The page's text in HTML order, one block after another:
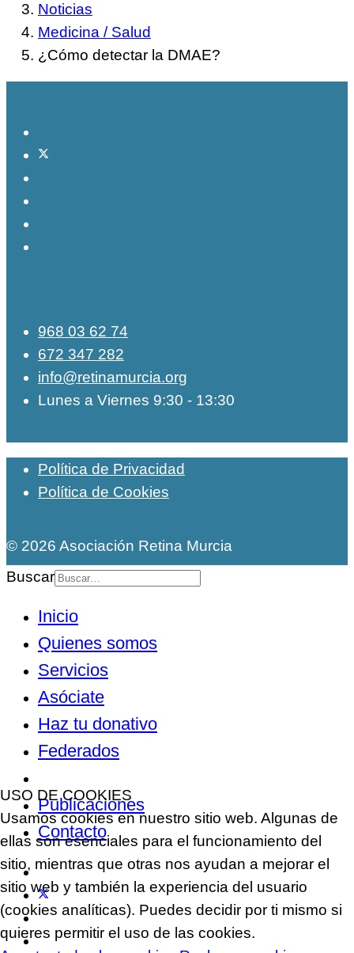
Noticias
Medicina / Salud
¿Cómo detectar la DMAE?
968 03 62 74
672 347 282
info@retinamurcia.org
Lunes a Viernes 9:30 - 13:30
Política de Privacidad
Política de Cookies
© 2026 Asociación Retina Murcia
Buscar
Inicio
Quienes somos
Servicios
Asóciate
Haz tu donativo
Federados
Publicaciones
Contacto
USO DE COOKIES
Usamos cookies en nuestro sitio web. Algunas de
ellas son esenciales para el funcionamiento del
sitio, mientras que otras nos ayudan a mejorar el
sitio web y también la experiencia del usuario
(cookies analíticas). Puedes decidir por ti mismo si
quieres permitir el uso de las cookies.